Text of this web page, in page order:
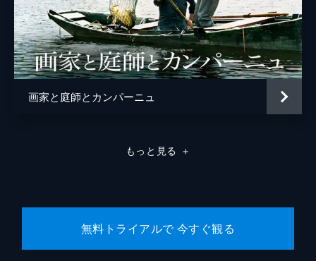
画家と庭師とカンパーニュ
もっと見る ＋
無料トライアルで 今すぐ観る